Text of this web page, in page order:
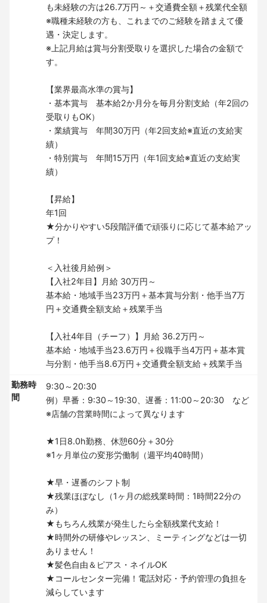
も未経験の方は26.7万円～＋交通費全額＋残業代全額
※職種未経験の方も、これまでのご経験を踏まえて優
遇・決定します。
※上記月給は賞与分割受取りを選択した場合の金額で
す。
【業界最高水準の賞与】
・基本賞与 基本給2か月分を毎月分割支給（年2回の
受取りもOK）
・業績賞与 年間30万円（年2回支給※直近の支給実
績）
・特別賞与 年間15万円（年1回支給※直近の支給実
績）
【昇給】
年1回
★分かりやすい5段階評価で頑張りに応じて基本給アッ
プ！
＜入社後月給例＞
【入社2年目】月給 30万円～
基本給・地域手当23万円＋基本賞与分割・他手当7万
円＋交通費全額支給＋残業手当
【入社4年目（チーフ）】月給 36.2万円～
基本給・地域手当23.6万円＋役職手当4万円＋基本賞
与分割・他手当8.6万円＋交通費全額支給＋残業手当
勤務時
間
9:30～20:30
例）早番：9:30～19:30、遅番：11:00～20:30 など
※店舗の営業時間によって異なります
★1日8.0h勤務、休憩60分＋30分
※1ヶ月単位の変形労働制（週平均40時間）
★早・遅番のシフト制
★残業ほぼなし（1ヶ月の総残業時間：1時間22分の
み）
★もちろん残業が発生したら全額残業代支給！
★時間外の研修やレッスン、ミーティングなどは一切
ありません！
★髪色自由＆ピアス・ネイルOK
★コールセンター完備！電話対応・予約管理の負担を
減らしています